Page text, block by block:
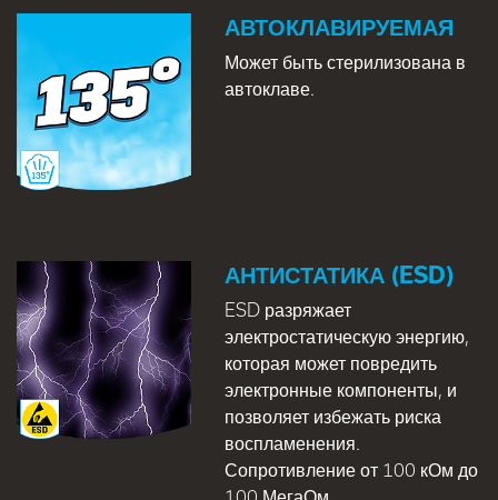
АВТОКЛАВИРУЕМАЯ
Может быть стерилизована в
автоклаве.
АНТИСТАТИКА (ESD)
ESD разряжает
электростатическую энергию,
которая может повредить
электронные компоненты, и
позволяет избежать риска
воспламенения.
Сопротивление от 100 кОм до